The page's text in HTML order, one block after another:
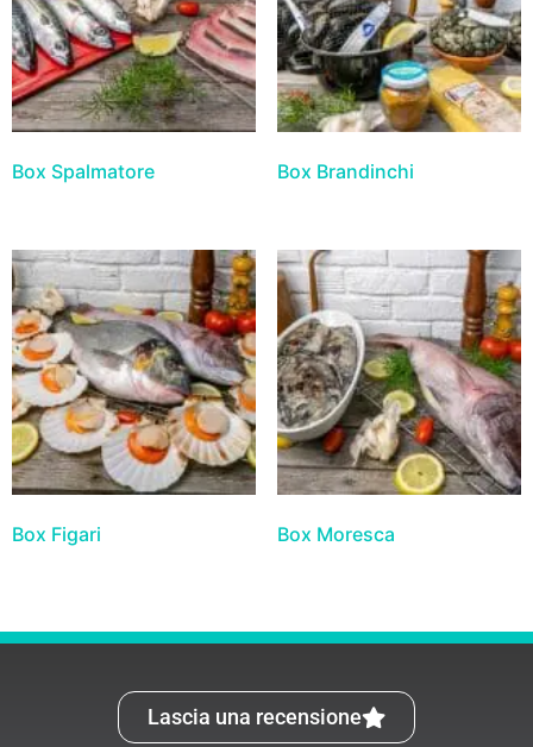
Box Spalmatore Box Brandinchi
Box Figari Box Moresca
Lascia una recensione